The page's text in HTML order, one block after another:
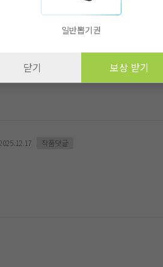
작품댓글
일반뽑기권
닫기 보상 받기